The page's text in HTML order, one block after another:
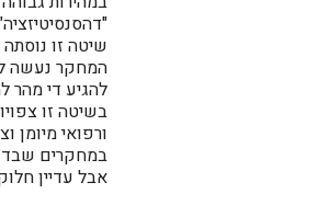
המחקר נעשה
להגיע די מהר
בשיטה זו
ורפואי
במחקרים
אבל עדיין